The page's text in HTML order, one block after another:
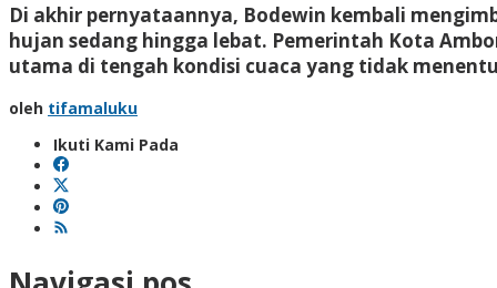
Di akhir pernyataannya, Bodewin kembali
hujan sedang hingga lebat. Pemerintah Kota
utama di tengah kondisi cuaca yang tidak
oleh tifamaluku
Ikuti Kami Pada